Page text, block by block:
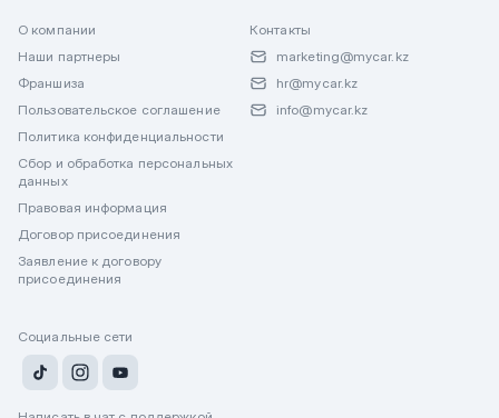
О компании
Наши партнеры
Франшиза
Пользовательское соглашение
Политика конфиденциальности
Сбор и обработка персональных
данных
Правовая информация
Договор присоединения
Заявление к договору
присоединения
Контакты
marketing@mycar.kz
hr@mycar.kz
info@mycar.kz
Социальные сети